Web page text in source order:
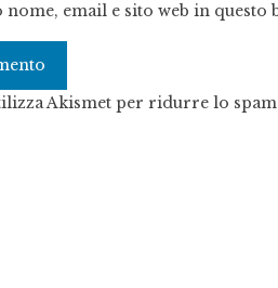
nome, email e sito web in
Akismet per ridurre lo